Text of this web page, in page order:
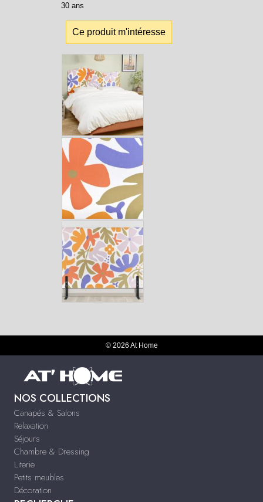
30 ans
Ce produit m'intéresse
© 2026 At Home
NOS COLLECTIONS
Canapés & Salons
Relaxation
Séjours
Chambre & Dressing
Literie
Petits meubles
Décoration